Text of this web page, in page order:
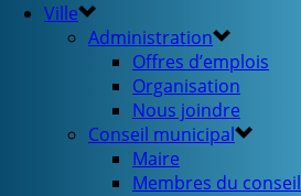
Ville
Administration
Offres d’emplois
Organisation
Nous joindre
Conseil municipal
Maire
Membres du conseil